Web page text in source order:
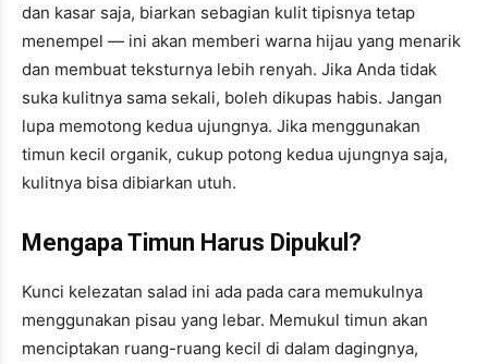
dan kasar saja, biarkan sebagian kulit tipisnya tetap
menempel — ini akan memberi warna hijau yang menarik
dan membuat teksturnya lebih renyah. Jika Anda tidak
suka kulitnya sama sekali, boleh dikupas habis. Jangan
lupa memotong kedua ujungnya. Jika menggunakan
timun kecil organik, cukup potong kedua ujungnya saja,
kulitnya bisa dibiarkan utuh.
Mengapa Timun Harus Dipukul?
Kunci kelezatan salad ini ada pada cara memukulnya
menggunakan pisau yang lebar. Memukul timun akan
menciptakan ruang-ruang kecil di dalam dagingnya,